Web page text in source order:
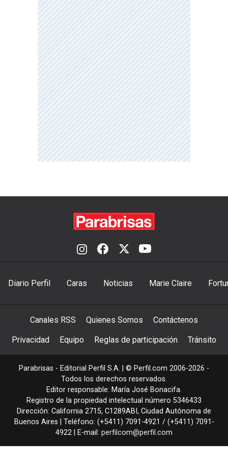
Diario Perfil Caras Noticias Marie Claire
Canales RSS Quienes Somos Contáctenos
Privacidad Equipo Reglas de participación Tránsito
Parabrisas - Editorial Perfil S.A. | © Perfil.com 2006-2026 -
Todos los derechos reservados.
Editor responsable: María José Bonacifa.
Registro de la propiedad intelectual número 5346433
Dirección: California 2715, C1289ABI , Ciudad Autónoma de
Buenos Aires | Teléfono: (+5411) 7091-4921 / (+5411) 7091-
4922 | E-mail: perfilcom@perfil.com